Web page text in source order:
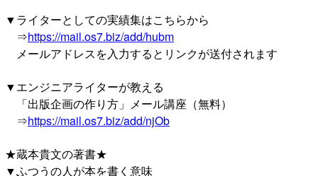
▼ライターとしての実績集はこちらから
⇒https://mail.os7.biz/add/hubm
メールアドレスを入力するとリンクが送付されます
▼エンジニアライターが教える
「出版企画の作り方」メール講座（無料）
⇒https://mail.os7.biz/add/njOb
★蔵本貴文の著書★
▼ふつうの人が本を書く意味